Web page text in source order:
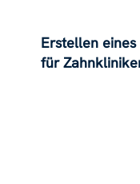
Erstellen
für